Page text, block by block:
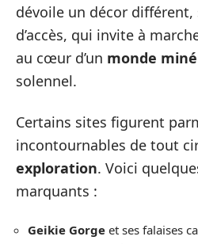
dévoile un décor
d’accès, qui invite à
au cœur d’un monde
solennel.
Certains sites figurent
incontournables de tout
exploration. Voici
marquants :
Geikie Gorge et ses falaises